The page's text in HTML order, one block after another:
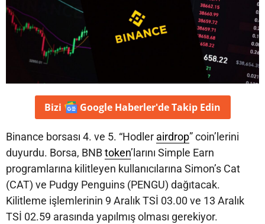
Bizi Google Haberler'deTakip Edin
Binance borsası 4. ve 5. “Hodler airdrop” coin’lerini
duyurdu. Borsa, BNBtoken’larını Simple Earn
programlarına kilitleyen kullanıcılarına Simon’s Cat
(CAT) ve Pudgy Penguins (PENGU) dağıtacak.
Kilitleme işlemlerinin 9 Aralık TSİ 03.00 ve 13 Aralık
TSİ 02.59 arasında yapılmış olması gerekiyor.